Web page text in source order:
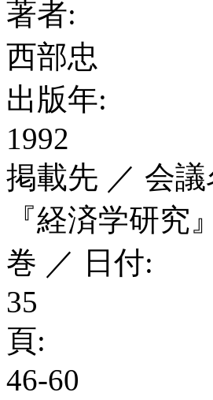
著者:
西部忠
出版年:
1992
掲載先 ／ 会議
『経済学研究
巻 ／ 日付:
35
頁:
46-60